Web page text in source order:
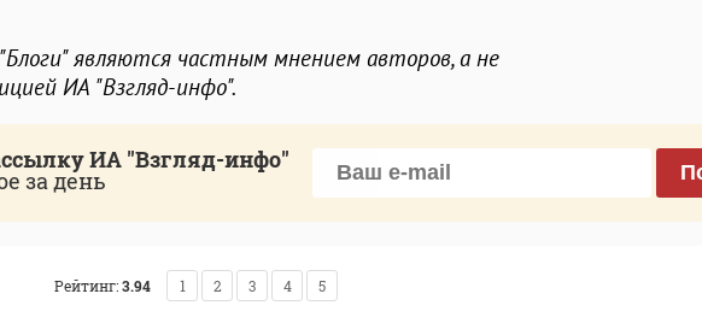
являются частным мнением авторов, а не
ИА "Взгляд-инфо".
ИА "Взгляд-инфо"
за день
Рейтинг:3.94 1 2 3 4 5